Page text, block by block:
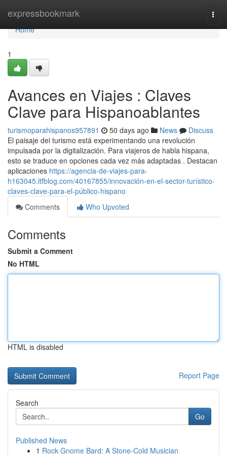
expressbookmark
Home
Home
1
Avances en Viajes : Claves
Clave para Hispanoablantes
turismoparahispanos957891 50 days ago News
Discuss
El paisaje del turismo está experimentando una revolución
impulsada por la digitalización. Para viajeros de habla hispana,
esto se traduce en opciones cada vez más adaptadas . Destacan
aplicaciones https://agencia-de-viajes-para-
h163045.ltfblog.com/40167855/innovación-en-el-sector-turístico-
claves-clave-para-el-público-hispano
Comments
Who Upvoted
Comments
Submit a Comment
No HTML
HTML is disabled
Report Page
Search
Go
Published News
1 Rock Gnome Bard: A Stone-Cold Musician